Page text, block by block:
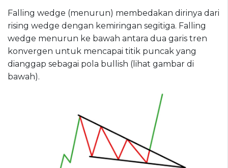
Falling wedge (menurun) membedakan dirinya dari
rising wedge dengan kemiringan segitiga. Falling
wedge menurun ke bawah antara dua garis tren
konvergen untuk mencapai titik puncak yang
dianggap sebagai pola bullish (lihat gambar di
bawah).